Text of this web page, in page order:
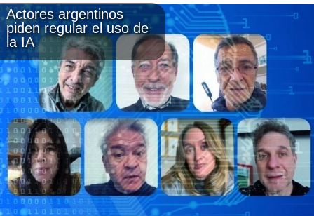
Actores argentinos
piden regular el uso de
la IA